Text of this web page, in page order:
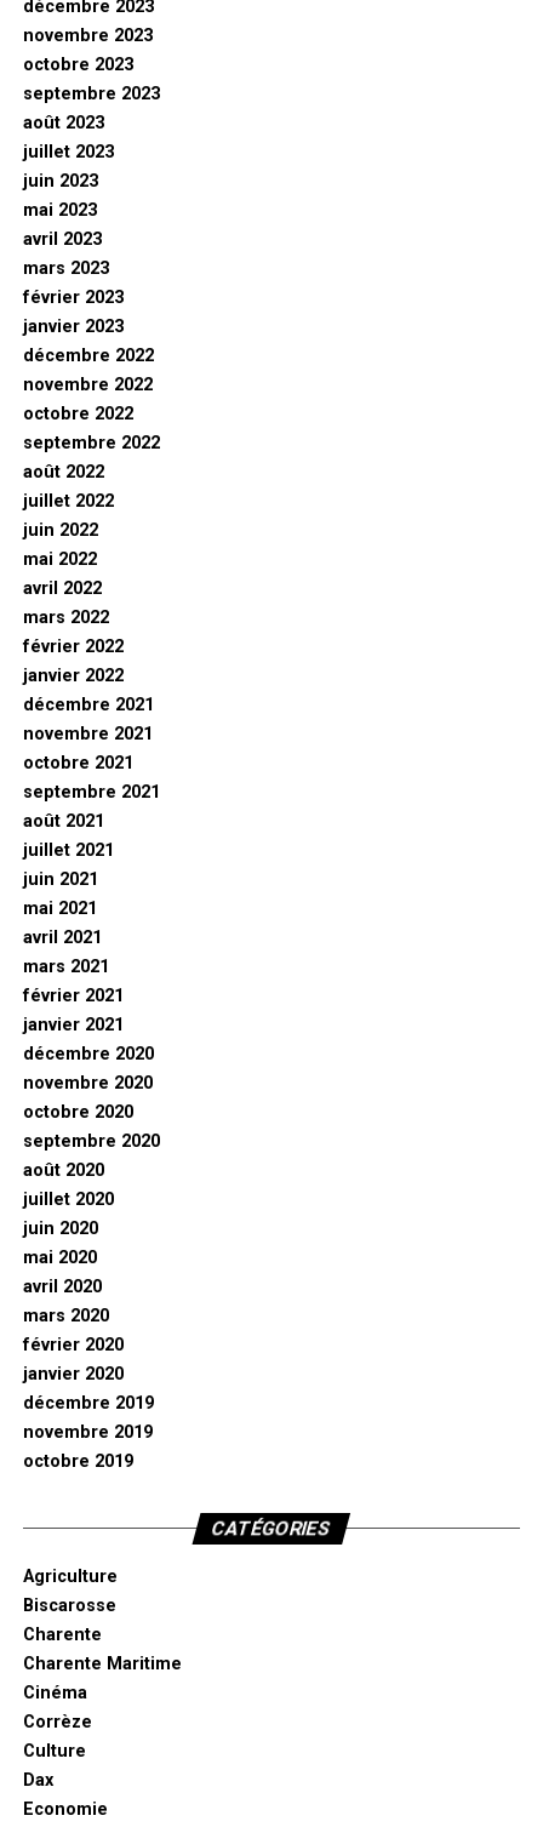
décembre 2023
novembre 2023
octobre 2023
septembre 2023
août 2023
juillet 2023
juin 2023
mai 2023
avril 2023
mars 2023
février 2023
janvier 2023
décembre 2022
novembre 2022
octobre 2022
septembre 2022
août 2022
juillet 2022
juin 2022
mai 2022
avril 2022
mars 2022
février 2022
janvier 2022
décembre 2021
novembre 2021
octobre 2021
septembre 2021
août 2021
juillet 2021
juin 2021
mai 2021
avril 2021
mars 2021
février 2021
janvier 2021
décembre 2020
novembre 2020
octobre 2020
septembre 2020
août 2020
juillet 2020
juin 2020
mai 2020
avril 2020
mars 2020
février 2020
janvier 2020
décembre 2019
novembre 2019
octobre 2019
CATÉGORIES
Agriculture
Biscarosse
Charente
Charente Maritime
Cinéma
Corrèze
Culture
Dax
Economie